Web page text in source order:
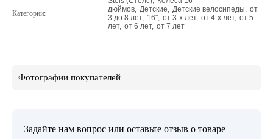
Категории:
дюймов, Детские, Детские велосипеды, от
3 до 8 лет, 16", от 3-х лет, от 4-х лет, от 5
лет, от 6 лет, от 7 лет
Фотографии покупателей
Задайте нам вопрос или оставьте отзыв о товаре